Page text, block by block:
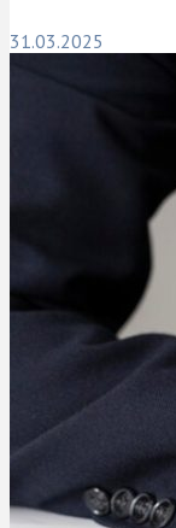
31.03.2025